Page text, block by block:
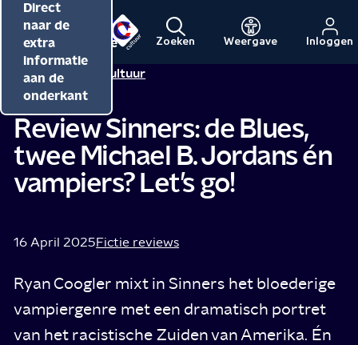
Direct
naar de
inhoud
Direct
naar de
hoofdnavigatie
Direct
naar de
extra
informatie
aan de
onderkant
Menu
Naar
de
beginpagina
NPO
van
NPO
Cultuur
Zoeken Weergave Inloggen
Redactie NPO Cultuur
Review Sinners: de Blues,
twee Michael B. Jordans én
vampiers? Let’s go!
16 April 2025Fictie reviews
Ryan Coogler mixt in Sinners het bloederige
vampiergenre met een dramatisch portret
van het racistische Zuiden van Amerika. Én